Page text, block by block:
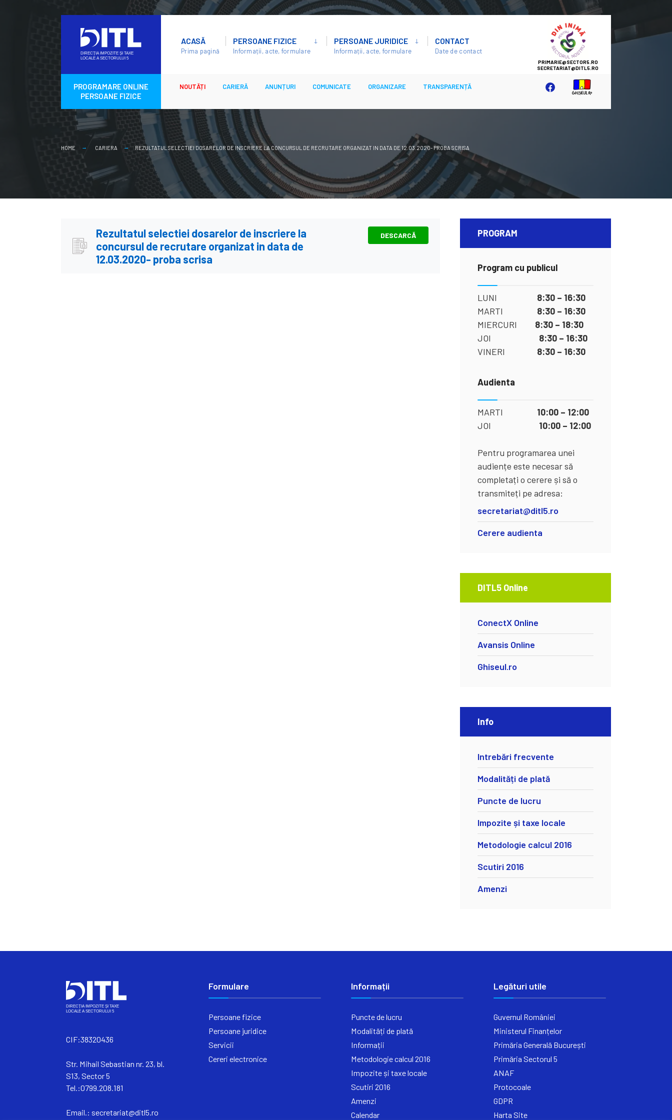
content
ACASĂ
Prima pagină
PERSOANE FIZICE
Informații, acte, formulare
PERSOANE JURIDICE
Informații, acte, formulare
CONTACT
Date de contact
SECTOR
5
PROGRAMARE ONLINE
PERSOANE FIZICE
NOUTĂȚI CARIERĂ ANUNȚURI COMUNICATE ORGANIZARE TRANSPARENȚĂ
HOME CARIERA REZULTATUL SELECTIEI DOSARELOR DE INSCRIERE LA CONCURSUL DE RECRUTARE ORGANIZAT IN DATA DE 12.03.2020- PROBA SCRISA
Rezultatul selectiei dosarelor de inscriere la
concursul de recrutare organizat in data de
12.03.2020- proba scrisa
DESCARCĂ PROGRAM
Program cu publicul
LUNI 8:30 – 16:30
MARTI 8:30 – 16:30
MIERCURI 8:30 – 18:30
JOI 8:30 – 16:30
VINERI 8:30 – 16:30
Audienta
MARTI 10:00 – 12:00
JOI 10:00 – 12:00
Pentru programarea unei
audiențe este necesar să
completați o cerere și să o
transmiteți pe adresa:
secretariat@ditl5.ro
Cerere audienta
DITL5 Online
ConectX Online
Avansis Online
Ghiseul.ro
Info
Intrebări frecvente
Modalități de plată
Puncte de lucru
Impozite și taxe locale
Metodologie calcul 2016
Scutiri 2016
Amenzi
CIF:38320436
Str. Mihail Sebastian nr. 23, bl.
S13, Sector 5
Tel.:0799.208.181
Email.: secretariat@ditl5.ro
Formulare
Persoane fizice
Persoane juridice
Servicii
Cereri electronice
Informații
Puncte de lucru
Modalități de plată
Informații
Metodologie calcul 2016
Impozite și taxe locale
Scutiri 2016
Amenzi
Calendar
Legături utile
Guvernul României
Ministerul Finanțelor
Primăria Generală București
Primăria Sectorul 5
ANAF
Protocoale
GDPR
Harta Site